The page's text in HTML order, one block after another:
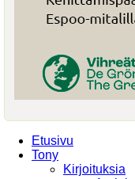
Etusivu
Tony
Kirjoituksia